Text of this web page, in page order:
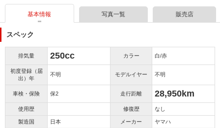
基本情報 写真一覧 販売店
スペック
排気量 250cc カラー 白/赤
初度登録（届
出）年
不明 モデルイヤー 不明
車検・保険 保2 走行距離 28,950km
使用歴 修復歴 なし
製造国 日本 メーカー ヤマハ